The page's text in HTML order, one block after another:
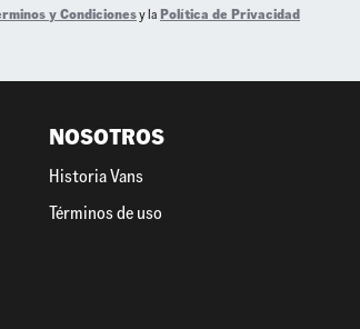
y Condicionesy la Política de Privacidad
NOSOTROS
Historia Vans
Términos de uso